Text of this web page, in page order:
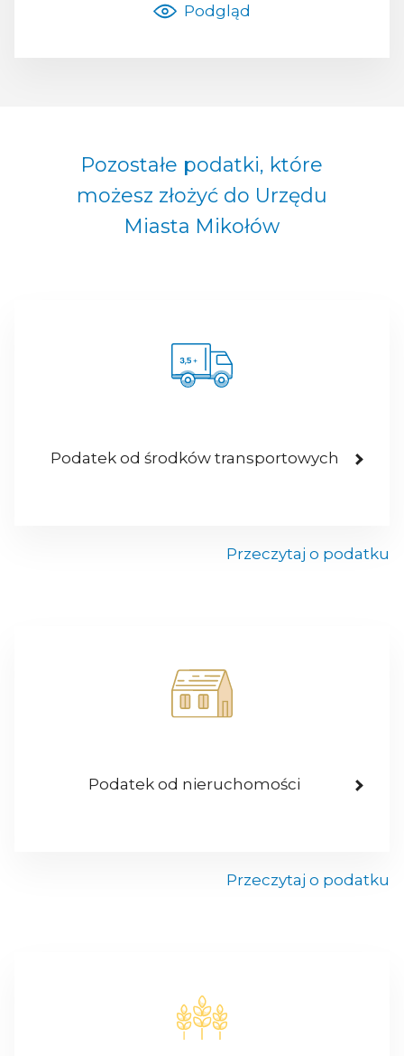
Podgląd
Pozostałe podatki, które
możesz złożyć do Urzędu
Miasta Mikołów
Podatek od środków transportowych
Przeczytaj o podatku
Podatek od nieruchomości
Przeczytaj o podatku